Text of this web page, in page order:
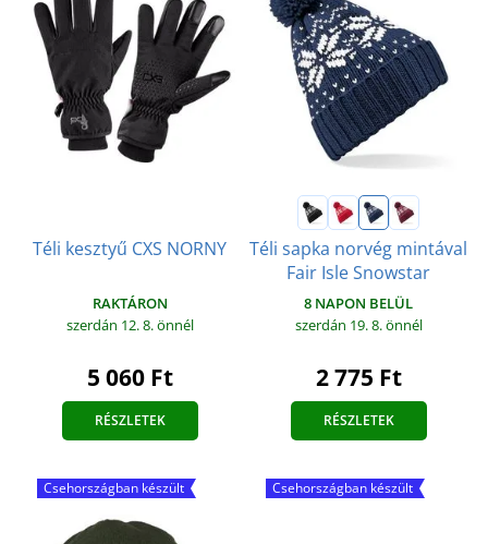
Téli kesztyű CXS NORNY
RAKTÁRON
szerdán 12. 8.önnél
5 060 Ft
RÉSZLETEK
Téli sapka norvég mintával
Fair Isle Snowstar
8 NAPON BELÜL
szerdán 19. 8.önnél
2 775 Ft
RÉSZLETEK
Csehországban készült Csehországban készült